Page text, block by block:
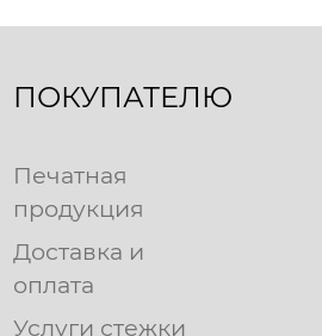
ПОКУПАТЕЛЮ
Печатная
продукция
Доставка и
оплата
Услуги стежки